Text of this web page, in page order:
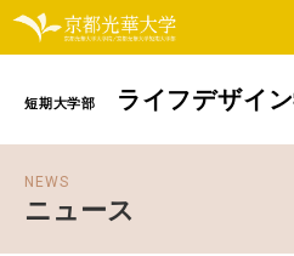
短期大学部 ライフデザイ
NEWS
ニュース